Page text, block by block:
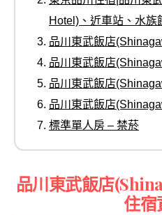
Hotel)、近車站、水族
品川東武飯店
品川東武飯店
品川東武飯店
品川東武飯店
標準單人房 – 禁菸
品川東武飯店
住宿